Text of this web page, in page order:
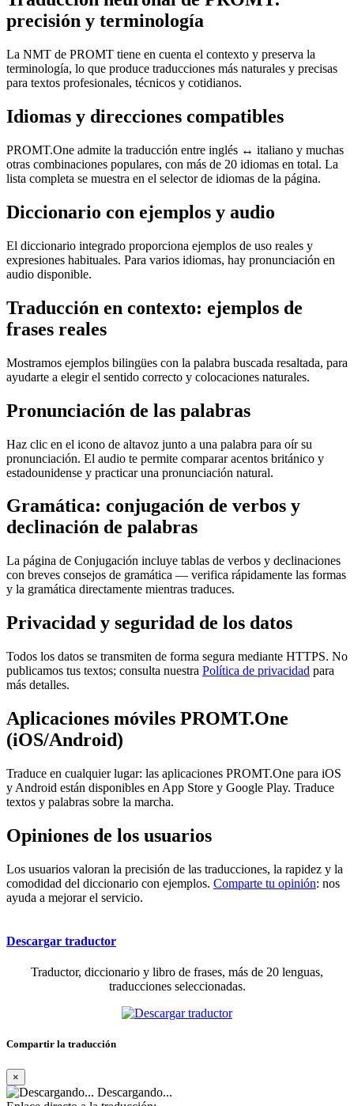
precisión y terminología
La NMT de PROMT tiene en cuenta el contexto y preserva la
terminología, lo que produce traducciones más naturales y precisas
para textos profesionales, técnicos y cotidianos.
Idiomas y direcciones compatibles
PROMT.One admite la traducción entre inglés ↔ italiano y muchas
otras combinaciones populares, con más de 20 idiomas en total. La
lista completa se muestra en el selector de idiomas de la página.
Diccionario con ejemplos y audio
El diccionario integrado proporciona ejemplos de uso reales y
expresiones habituales. Para varios idiomas, hay pronunciación en
audio disponible.
Traducción en contexto: ejemplos de
frases reales
Mostramos ejemplos bilingües con la palabra buscada resaltada, para
ayudarte a elegir el sentido correcto y colocaciones naturales.
Pronunciación de las palabras
Haz clic en el icono de altavoz junto a una palabra para oír su
pronunciación. El audio te permite comparar acentos británico y
estadounidense y practicar una pronunciación natural.
Gramática: conjugación de verbos y
declinación de palabras
La página de Conjugación incluye tablas de verbos y declinaciones
con breves consejos de gramática — verifica rápidamente las formas
y la gramática directamente mientras traduces.
Privacidad y seguridad de los datos
Todos los datos se transmiten de forma segura mediante HTTPS. No
publicamos tus textos; consulta nuestra Política de privacidad para
más detalles.
Aplicaciones móviles PROMT.One
(iOS/Android)
Traduce en cualquier lugar: las aplicaciones PROMT.One para iOS
y Android están disponibles en App Store y Google Play. Traduce
textos y palabras sobre la marcha.
Opiniones de los usuarios
Los usuarios valoran la precisión de las traducciones, la rapidez y la
comodidad del diccionario con ejemplos. Comparte tu opinión: nos
ayuda a mejorar el servicio.
Descargar traductor
Traductor, diccionario y libro de frases, más de 20 lenguas,
traducciones seleccionadas.
Compartir la traducción
×
Descargando...